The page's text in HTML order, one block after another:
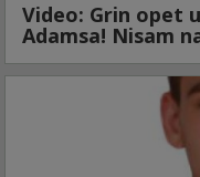
Video: Grin opet
Adamsa! Nisam